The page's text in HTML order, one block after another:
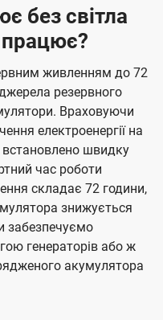
без світла
живленням до 72
резервного
Враховуючи
електроенергії на
швидку
час роботи
складає 72 години,
знижується
забезпечуємо
генераторів або ж
акумулятора